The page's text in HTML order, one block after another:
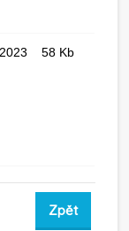
58 Kb
Zpět